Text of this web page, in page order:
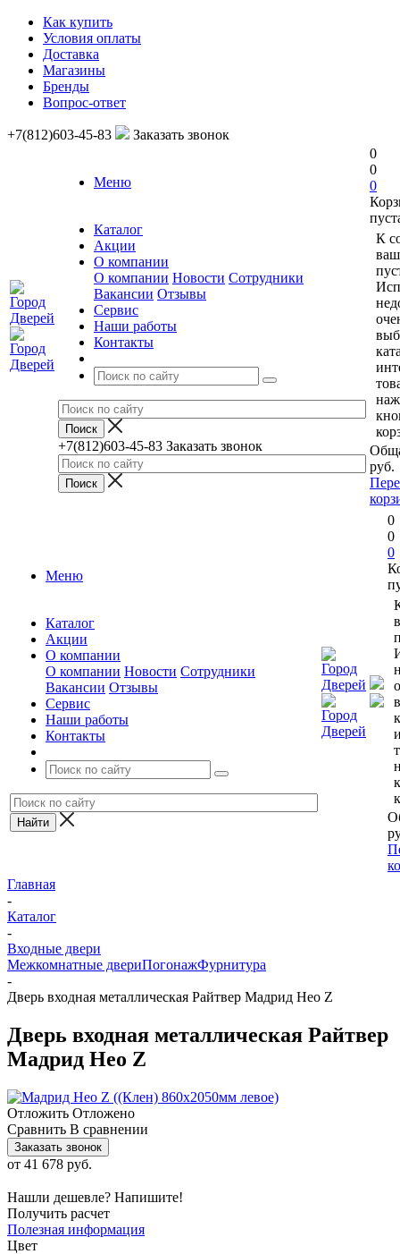
Как купить
Условия оплаты
Доставка
Магазины
Бренды
Вопрос-ответ
+7(812)603-45-83 Заказать звонок
Меню
Каталог
Акции
О компании
О компании Новости Сотрудники
Вакансии Отзывы
Сервис
Наши работы
Контакты
+7(812)603-45-83 Заказать звонок
0
0
0
К
руб.
Меню
Каталог
Акции
О компании
О компании Новости Сотрудники
Вакансии Отзывы
Сервис
Наши работы
Контакты
0
0
0
Главная
-
Каталог
-
Входные двери
Межкомнатные двериПогонажФурнитура
-
Дверь входная металлическая Райтвер Мадрид Нео Z
Дверь входная металлическая Райтвер
Мадрид Нео Z
Отложить Отложено
Сравнить В сравнении
Заказать звонок
от 41 678 руб.
Нашли дешевле? Напишите!
Получить расчет
Полезная информация
Цвет